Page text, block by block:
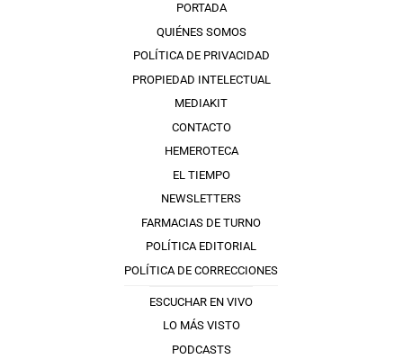
PORTADA
QUIÉNES SOMOS
POLÍTICA DE PRIVACIDAD
PROPIEDAD INTELECTUAL
MEDIAKIT
CONTACTO
HEMEROTECA
EL TIEMPO
NEWSLETTERS
FARMACIAS DE TURNO
POLÍTICA EDITORIAL
POLÍTICA DE CORRECCIONES
ESCUCHAR EN VIVO
LO MÁS VISTO
PODCASTS